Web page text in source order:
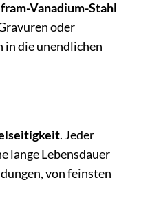
Vanadium-Stahl
oder
in die unendlichen
. Jeder
lange Lebensdauer
von feinsten